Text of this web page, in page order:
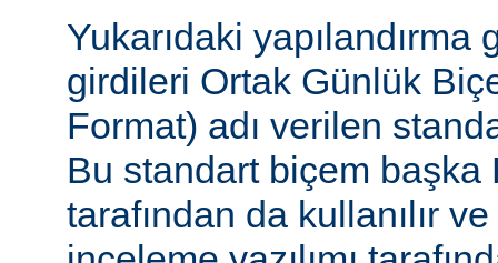
Yukarıdaki yapılandırma
girdileri Ortak Günlük
Format) adı verilen
Bu standart biçem başka
tarafından da kullanılır